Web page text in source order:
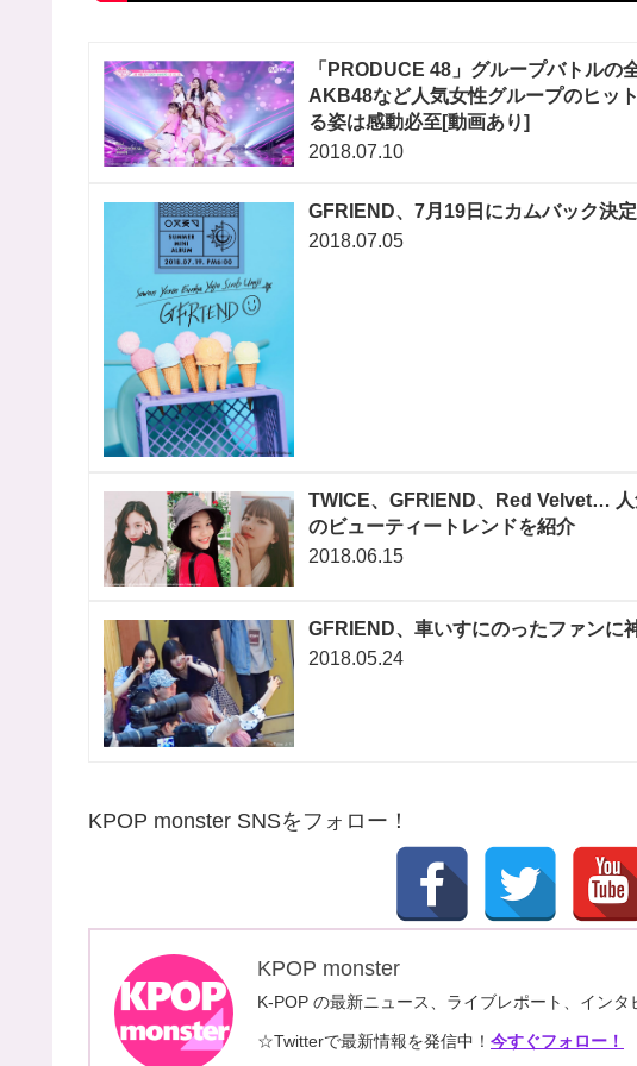
「PRODUCE 48」グループバトルの
AKB48など人気女性グループのヒッ
る姿は感動必至[動画あり]
2018.07.10
GFRIEND、7月19日にカムバック決
2018.07.05
TWICE、GFRIEND、Red Velvet…
のビューティートレンドを紹介
2018.06.15
GFRIEND、車いすにのったファンに
2018.05.24
KPOP monster SNSをフォロー！
KPOP monster
K-POP の最新ニュース、ライブレポート、イン
☆Twitterで最新情報を発信中！ 今すぐフォロー！